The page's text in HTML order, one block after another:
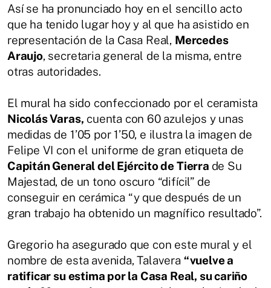
Así se ha pronunciado hoy en el sencillo acto
que ha tenido lugar hoy y al que ha asistido en
representación de la Casa Real, Mercedes
Araujo, secretaria general de la misma, entre
otras autoridades.
El mural ha sido confeccionado por el ceramista
Nicolás Varas, cuenta con 60 azulejos y unas
medidas de 1’05 por 1’50, e ilustra la imagen de
Felipe VI con el uniforme de gran etiqueta de
Capitán General del Ejército de Tierra de Su
Majestad, de un tono oscuro “difícil” de
conseguir en cerámica “y que después de un
gran trabajo ha obtenido un magnífico resultado”.
Gregorio ha asegurado que con este mural y el
nombre de esta avenida, Talavera “vuelve a
ratificar su estima por la Casa Real, su cariño